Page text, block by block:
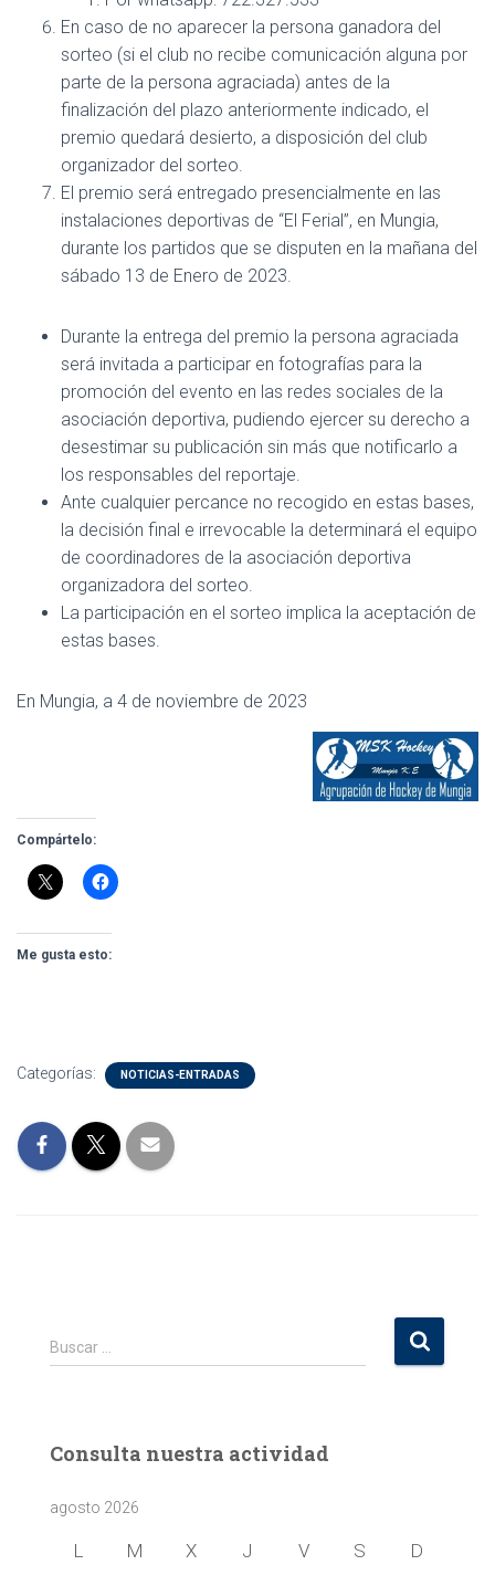
En caso de no aparecer la persona ganadora del
sorteo (si el club no recibe comunicación alguna por
parte de la persona agraciada) antes de la
finalización del plazo anteriormente indicado, el
premio quedará desierto, a disposición del club
organizador del sorteo.
El premio será entregado presencialmente en las
instalaciones deportivas de “El Ferial”, en Mungia,
durante los partidos que se disputen en la mañana del
sábado 13 de Enero de 2023.
Durante la entrega del premio la persona agraciada
será invitada a participar en fotografías para la
promoción del evento en las redes sociales de la
asociación deportiva, pudiendo ejercer su derecho a
desestimar su publicación sin más que notificarlo a
los responsables del reportaje.
Ante cualquier percance no recogido en estas bases,
la decisión final e irrevocable la determinará el equipo
de coordinadores de la asociación deportiva
organizadora del sorteo.
La participación en el sorteo implica la aceptación de
estas bases.
En Mungia, a 4 de noviembre de 2023
Compártelo:
Me gusta esto:
Categorías: NOTICIAS-ENTRADAS
B
u
r
Buscar …
Consulta nuestra actividad
agosto 2026
L M X J V S D